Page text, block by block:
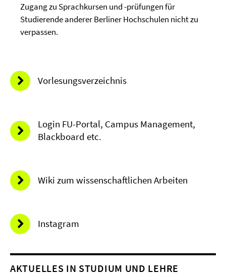
Zugang zu Sprachkursen und -prüfungen für
Studierende anderer Berliner Hochschulen nicht zu
verpassen.
Vorlesungsverzeichnis
Login FU-Portal, Campus Management,
Blackboard etc.
Wiki zum wissenschaftlichen Arbeiten
Instagram
AKTUELLES IN STUDIUM UND LEHRE